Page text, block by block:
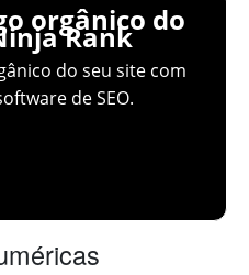
orgânico do
Rank
do seu site com
de SEO.